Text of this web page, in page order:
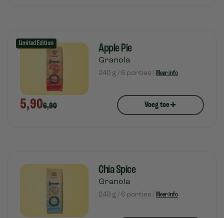
Limited Edition Apple Pie
Granola
240 g / 6 porties | Meer info
5,906,90 Voeg toe+
Chia Spice
Granola
240 g / 6 porties | Meer info